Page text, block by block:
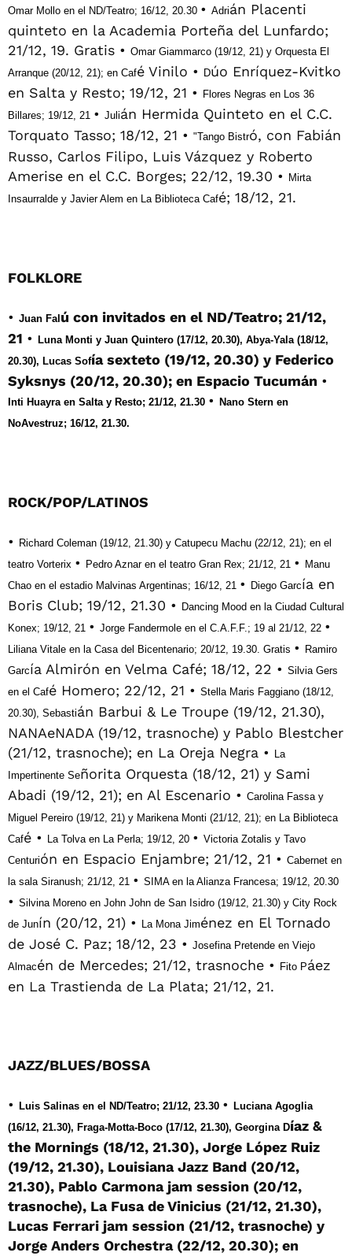
Omar Mollo en el ND/Teatro; 16/12, 20.30 • Adrián Placenti
quinteto en la Academia Porteña del Lunfardo;
21/12, 19. Gratis • Omar Giammarco (19/12, 21) y Orquesta El
Arranque (20/12, 21); en Café Vinilo • Dúo Enríquez-Kvitko
en Salta y Resto; 19/12, 21 •
Flores Negras en Los 36
Billares; 19/12, 21 • Julián Hermida Quinteto en el C.C.
Torquato Tasso; 18/12, 21 • "Tango Bistró, con Fabián
Russo, Carlos Filipo, Luis Vázquez y Roberto
Amerise en el C.C. Borges; 22/12, 19.30 •
Mirta
Insaurralde y Javier Alem en La Biblioteca Café; 18/12, 21.
FOLKLORE
• Juan Fal ú con invitados en el ND/Teatro; 21/12,
21 •
Luna Monti y Juan Quintero (17/12, 20.30), Abya-Yala (18/12,
20.30), Lucas Sofía sexteto (19/12, 20.30) y Federico
Syksnys (20/12, 20.30); en Espacio Tucumán •
Inti Huayra en Salta y Resto; 21/12, 21.30 •
Nano Stern en
NoAvestruz; 16/12, 21.30.
ROCK/POP/LATINOS
•
Richard Coleman (19/12, 21.30) y Catupecu Machu (22/12, 21); en el
teatro Vorterix • Pedro Aznar en el teatro Gran Rex; 21/12, 21 •
Manu
Chao en el estadio Malvinas Argentinas; 16/12, 21 • Diego García en
Boris Club; 19/12, 21.30 •
Dancing Mood en la Ciudad Cultural
Konex; 19/12, 21 • Jorge Fandermole en el C.A.F.F.; 19 al 21/12, 22 •
Liliana Vitale en la Casa del Bicentenario; 20/12, 19.30. Gratis •
Ramiro
García Almirón en Velma Café; 18/12, 22 • Silvia Gers
en el Café Homero; 22/12, 21 • Stella Maris Faggiano (18/12,
20.30), Sebastián Barbui & Le Troupe (19/12, 21.30),
NANAeNADA (19/12, trasnoche) y Pablo Blestcher
(21/12, trasnoche); en La Oreja Negra •
La
Impertinente Señorita Orquesta (18/12, 21) y Sami
Abadi (19/12, 21); en Al Escenario • Carolina Fassa y
Miguel Pereiro (19/12, 21) y Marikena Monti (21/12, 21); en La Biblioteca
Café • La Tolva en La Perla; 19/12, 20 • Victoria Zotalis y Tavo
Centurión en Espacio Enjambre; 21/12, 21 • Cabernet en
la sala Siranush; 21/12, 21 • SIMA en la Alianza Francesa; 19/12, 20.30
• Silvina Moreno en John John de San Isidro (19/12, 21.30) y City Rock
de Junín (20/12, 21) • La Mona Jiménez en El Tornado
de José C. Paz; 18/12, 23 • Josefina Pretende en Viejo
Almacén de Mercedes; 21/12, trasnoche • Fito Páez
en La Trastienda de La Plata; 21/12, 21.
JAZZ/BLUES/BOSSA
• Luis Salinas en el ND/Teatro; 21/12, 23.30 •
Luciana Agoglia
(16/12, 21.30), Fraga-Motta-Boco (17/12, 21.30), Georgina Díaz &
the Mornings (18/12, 21.30), Jorge López Ruiz
(19/12, 21.30), Louisiana Jazz Band (20/12,
21.30), Pablo Carmona jam session (20/12,
trasnoche), La Fusa de Vinicius (21/12, 21.30),
Lucas Ferrari jam session (21/12, trasnoche) y
Jorge Anders Orchestra (22/12, 20.30); en